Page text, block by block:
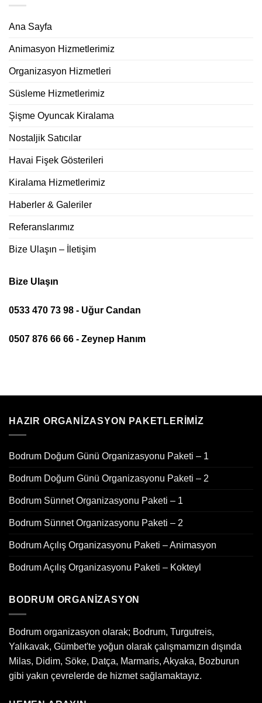
Ana Sayfa
Animasyon Hizmetlerimiz
Organizasyon Hizmetleri
Süsleme Hizmetlerimiz
Şişme Oyuncak Kiralama
Nostaljik Satıcılar
Havai Fişek Gösterileri
Kiralama Hizmetlerimiz
Haberler & Galeriler
Referanslarımız
Bize Ulaşın – İletişim
Bize Ulaşın
0533 470 73 98 - Uğur Candan
0507 876 66 66 - Zeynep Hanım
HAZIR ORGANIZASYON PAKETLERIMIZ
Bodrum Doğum Günü Organizasyonu Paketi – 1
Bodrum Doğum Günü Organizasyonu Paketi – 2
Bodrum Sünnet Organizasyonu Paketi – 1
Bodrum Sünnet Organizasyonu Paketi – 2
Bodrum Açılış Organizasyonu Paketi – Animasyon
Bodrum Açılış Organizasyonu Paketi – Kokteyl
BODRUM ORGANIZASYON
Bodrum organizasyon olarak; Bodrum, Turgutreis,
Yalıkavak, Gümbet'te yoğun olarak çalışmamızın dışında
Milas, Didim, Söke, Datça, Marmaris, Akyaka, Bozburun
gibi yakın çevrelerde de hizmet sağlamaktayız.